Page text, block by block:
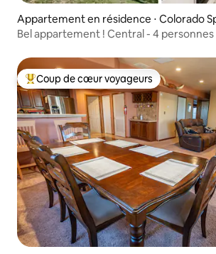
Appartement en résidence ⋅ Colorado
s
Bel appartement ! Central - 4 personnes
Coups de cœur voyageurs les plus
Coup de cœur voyageurs